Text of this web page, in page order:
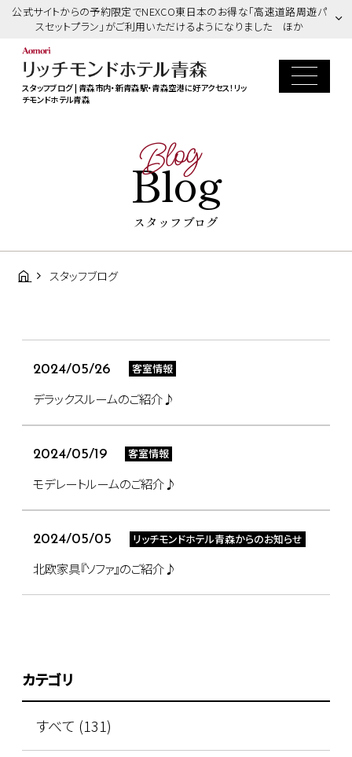
公式サイトからの予約限定でNEXCO東日本のお得な「高速道路周遊パ
スセットプラン」がご利用いただけるようになりました ほか
スタッフブログ | 青森市内・新青森駅・青森空港に好アクセス！リッ
チモンドホテル青森
Blog
Blog
スタッフブログ
スタッフブログ
2024/05/26 客室情報
デラックスルームのご紹介♪
2024/05/19 客室情報
モデレートルームのご紹介♪
2024/05/05 リッチモンドホテル青森からのお知らせ
北欧家具『ソファ』のご紹介♪
カテゴリ
すべて (131)